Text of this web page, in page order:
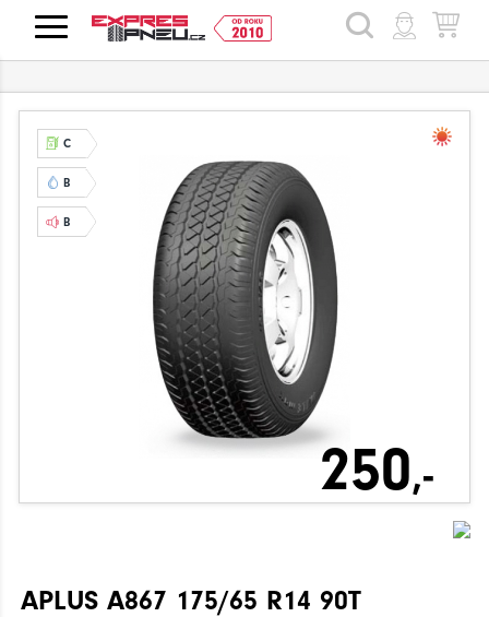
HLEDAT
C
B
B
250,-
APLUS A867 175/65 R14 90T